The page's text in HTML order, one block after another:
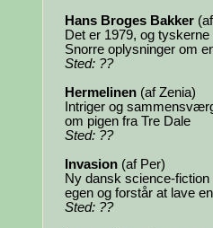
Hans Broges Bakker
Det er 1979, og
Snorre oplysninger om
Sted: ??
Hermelinen (af Zenia)
Intriger og
om pigen fra Tre Dale
Sted: ??
Invasion (af Per)
Ny dansk science-
egen og forstår at lave
Sted: ??